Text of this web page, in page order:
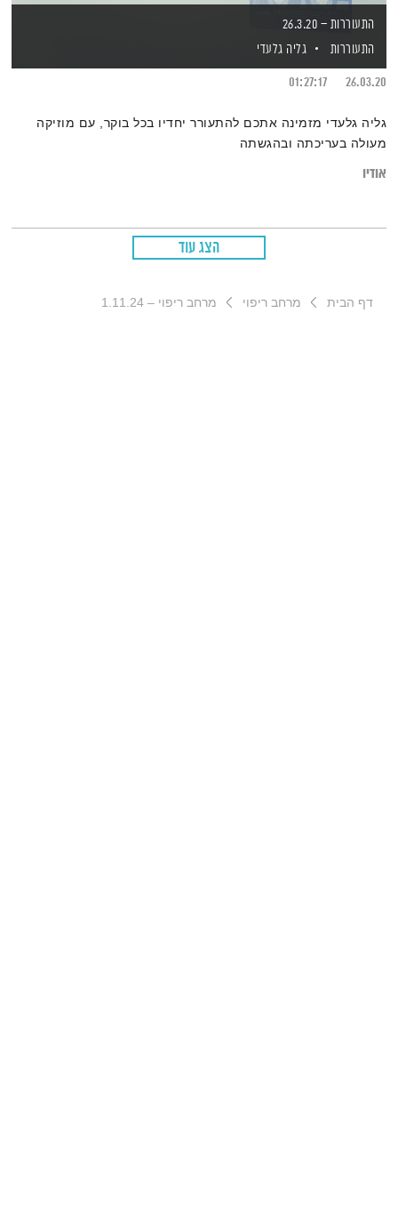
התעוררות – 26.3.20
התעוררות
גליה גלעדי
26.03.20
01:27:17
גליה גלעדי מזמינה אתכם להתעורר יחדיו בכל בוקר, עם מוזיקה
מעולה בעריכתה ובהגשתה
אודיו
הצג עוד
דף הבית מרחב ריפוי מרחב ריפוי – 1.11.24